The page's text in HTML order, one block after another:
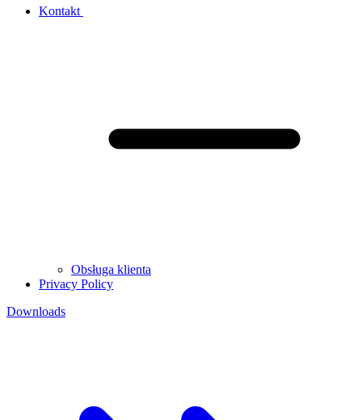
Kontakt
Obsługa klienta
Privacy Policy
Downloads